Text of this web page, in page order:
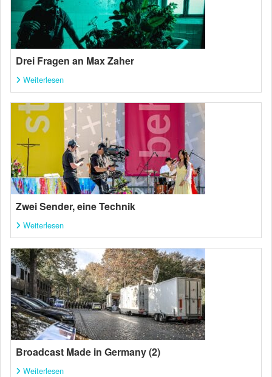
Drei Fragen an Max Zaher
Weiterlesen
Zwei Sender, eine Technik
Weiterlesen
Broadcast Made in Germany (2)
Weiterlesen